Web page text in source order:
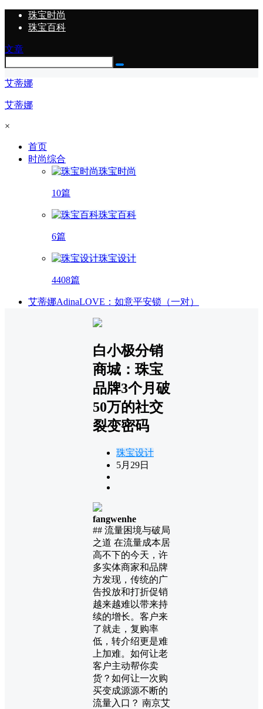
珠宝时尚
珠宝百科
文章
艾蒂娜
艾蒂娜
×
首页
时尚综合
珠宝时尚
10篇
珠宝百科
6篇
珠宝设计
4408篇
艾蒂娜AdinaLOVE：如意平安锁（一对）
白小极分销
商城：珠宝
品牌3个月破
50万的社交
裂变密码
珠宝设计
5月29日
fangwenhe
## 流量困境与破局
之道 在流量成本居
高不下的今天，许
多实体商家和品牌
方发现，传统的广
告投放和打折促销
越来越难以带来持
续的增长。客户来
了就走，复购率
低，转介绍更是难
上加难。如何让老
客户主动帮你卖
货？如何让一次购
买变成源源不断的
流量入口？ 南京艾